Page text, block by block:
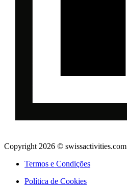
Copyright 2026 © swissactivities.com
Termos e Condições
Política de Cookies